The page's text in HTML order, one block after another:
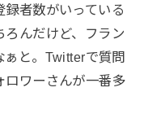
者数がいっている
ろんだけど、フラン
ぁと。Twitterで質問
ロワーさんが一番多